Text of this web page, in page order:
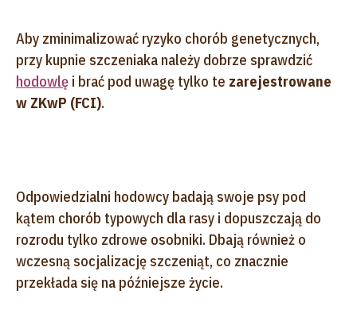
Aby zminimalizować ryzyko chorób genetycznych,
przy kupnie szczeniaka należy dobrze sprawdzić
hodowlę i brać pod uwagę tylko te zarejestrowane
w ZKwP (FCI).
Odpowiedzialni hodowcy badają swoje psy pod
kątem chorób typowych dla rasy i dopuszczają do
rozrodu tylko zdrowe osobniki. Dbają również o
wczesną socjalizację szczeniąt, co znacznie
przekłada się na późniejsze życie.